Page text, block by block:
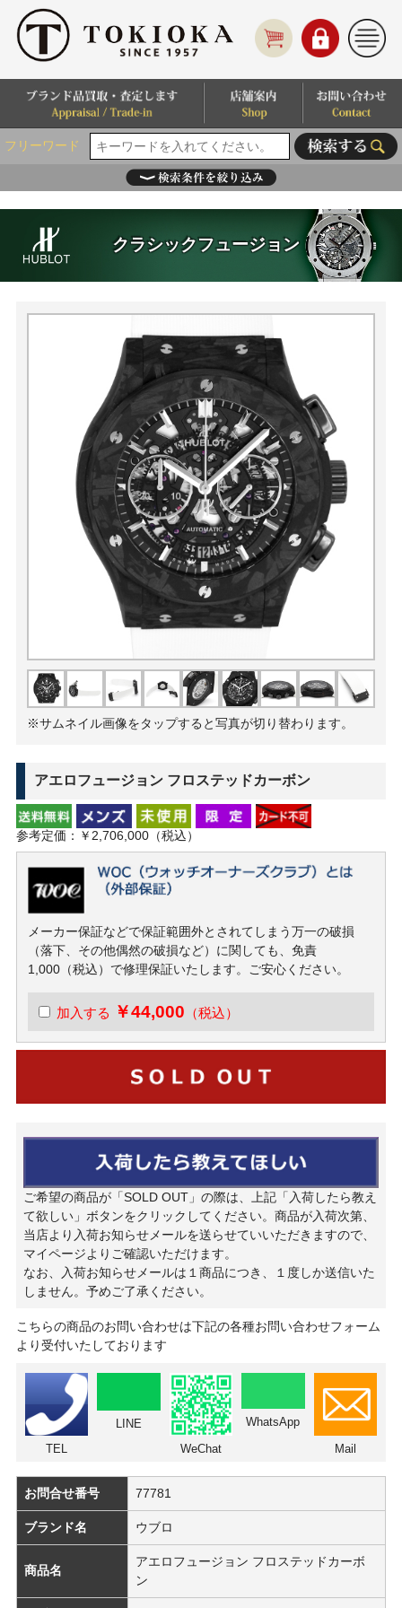
フリーワード
クラシックフュージョン
※サムネイル画像をタップすると写真が切り替わります。
アエロフュージョン フロステッドカーボン
参考定価：￥2,706,000（税込）
メーカー保証などで保証範囲外とされてしまう万一の破損
（落下、その他偶然の破損など）に関しても、免責
1,000（税込）で修理保証いたします。ご安心ください。
加入する ￥44,000 （税込）
ご希望の商品が「SOLD OUT」の際は、上記「入荷したら教え
て欲しい」ボタンをクリックしてください。商品が入荷次第、
当店より入荷お知らせメールを送らせていいただきますので、
マイページよりご確認いただけます。
なお、入荷お知らせメールは１商品につき、１度しか送信いた
しません。予めご了承ください。
こちらの商品のお問い合わせは下記の各種お問い合わせフォーム
より受付いたしております
TEL
LINE
WeChat
WhatsApp
Mail
お問合せ番号 77781
ブランド名 ウブロ
商品名
アエロフュージョン フロステッドカーボ
ン